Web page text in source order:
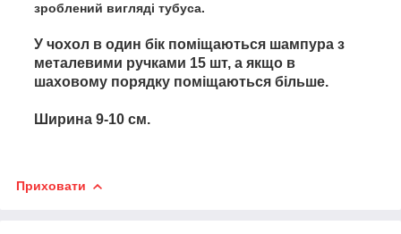
зроблений вигляді тубуса.
У чохол в один бік поміщаються шампура з
металевими ручками 15 шт, а якщо в
шаховому порядку поміщаються більше.
Ширина 9-10 см.
Приховати